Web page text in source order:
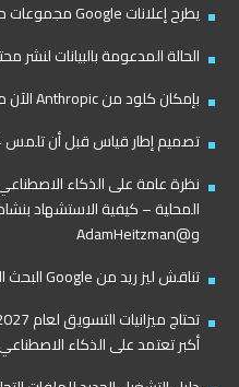
يطرح إعلانات Google مجموعات حملات الفيديو عالميًا
الحالة المدعومة بالبيانات لنشر
بإمكان كلود من Anthropic الآن مشاهدة مقطع فيديو وتعلم وظيفتك
تصميم إطار قياس قبل أن تلمس GA4
نظرة عامة على الذكاء
و@AdamHeitzman
تناقش ليز ريد من Google البحث الذاتي المستمر
أكبر تعتمد على الذكاء الاصطناعي